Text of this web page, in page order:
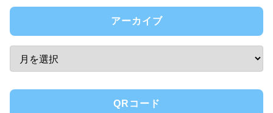
アーカイブ
QRコード